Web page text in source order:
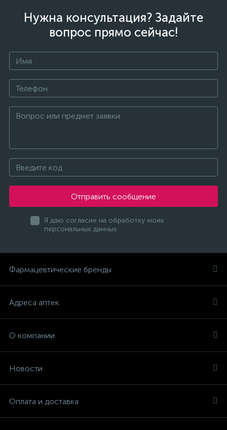
Нужна консультация? Задайте
вопрос прямо сейчас!
Отправить сообщение
Я даю согласие на обработку моих
персональных данных
Фармацевтические бренды
Адреса аптек
О компании
Новости
Оплата и доставка